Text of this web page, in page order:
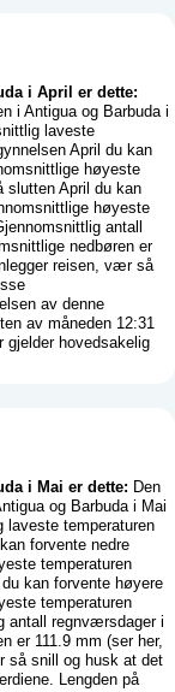
i April er dette:
i Antigua og Barbuda i
laveste
April du kan
høyeste
April du kan
høyeste
antall
nedbøren er
reisen, vær så
av denne
av måneden 12:31
gjelder hovedsakelig
i Mai er dette: Den
og Barbuda i Mai
temperaturen
forvente nedre
temperaturen
kan forvente høyere
temperaturen
antall regnværsdager i
er 111.9 mm (ser her,
så snill og husk at det
Lengden på